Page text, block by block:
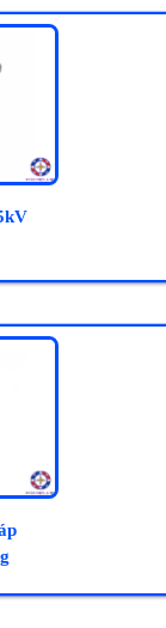
Ngầm Bằng Gang